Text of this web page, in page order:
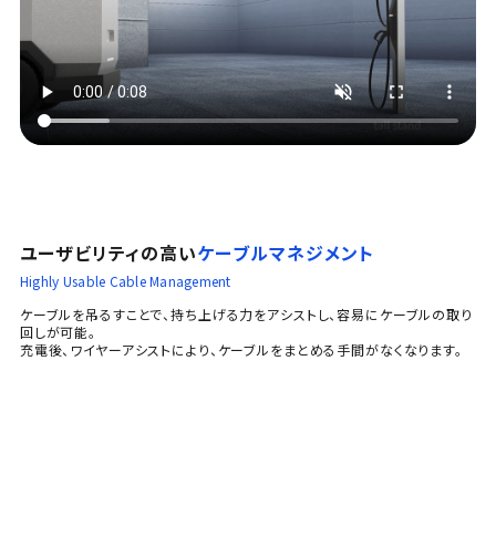
ユーザビリティの高いケーブルマネジメント
Highly Usable Cable Management
ケーブルを吊るすことで、持ち上げる力をアシストし、容易にケーブルの取り
回しが可能。
充電後、ワイヤーアシストにより、ケーブルをまとめる手間がなくなります。